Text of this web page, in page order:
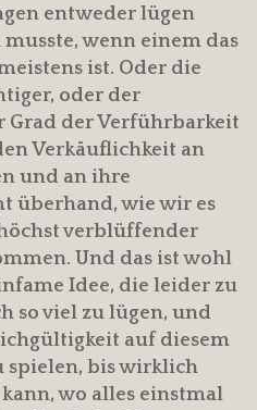
entweder lügen
wenn einem das
ist. Oder die
oder der
Grad der Verführbarkeit
Verkäuflichkeit an
und an ihre
überhand, wie wir es
verblüffender
Und das ist wohl
Idee, die leider zu
so viel zu lügen, und
auf diesem
spielen, bis wirklich
wo alles einstmal